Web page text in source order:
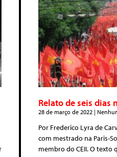
Relato de seis dias
28 de março de 2022
Por Frederico Lyra de
com mestrado na Paris-
membro do CEII. O texto